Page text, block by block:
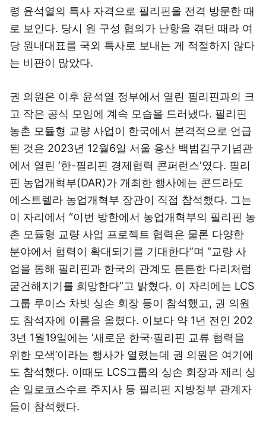
령 윤석열의 특사 자격으로 필리핀을 전격 방문한 때
로 보인다. 당시 원 구성 협의가 난항을 겪던 때라 여
당 원내대표를 국외 특사로 보내는 게 적절하지 않다
는 비판이 많았다.
권 의원은 이후 윤석열 정부에서 열린 필리핀과의 크
고 작은 공식 모임에 계속 모습을 드러냈다. 필리핀
농촌 모듈형 교량 사업이 한국에서 본격적으로 언급
된 것은 2023년 12월6일 서울 용산 백범김구기념관
에서 열린 ‘한-필리핀 경제협력 콘퍼런스'였다. 필리
핀 농업개혁부(DAR)가 개최한 행사에는 콘드라도
에스트렐라 농업개혁부 장관이 직접 참석했다. 그는
이 자리에서 “이번 방한에서 농업개혁부의 필리핀 농
촌 모듈형 교량 사업 프로젝트 협력은 물론 다양한
분야에서 협력이 확대되기를 기대한다”며 “교량 사
업을 통해 필리핀과 한국의 관계도 튼튼한 다리처럼
굳건해지기를 희망한다”고 밝혔다. 이 자리에는 LCS
그룹 루이스 차빗 싱손 회장 등이 참석했고, 권 의원
도 참석자에 이름을 올렸다. 이보다 약 1년 전인 202
3년 1월19일에는 ‘새로운 한국·필리핀 교류 협력을
위한 모색’이라는 행사가 열렸는데 권 의원은 여기에
도 참석했다. 이때도 LCS그룹의 싱손 회장과 제리 싱
손 일로코스수르 주지사 등 필리핀 지방정부 관계자
들이 참석했다.